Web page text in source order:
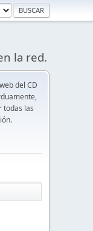
la red.
del CD
todas las